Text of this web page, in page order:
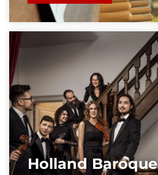
Holland Baroque